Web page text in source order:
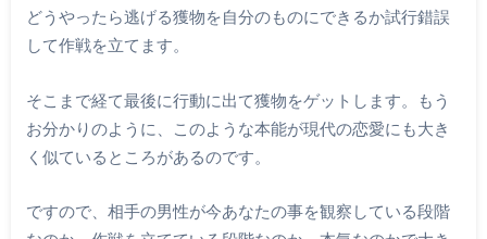
どうやったら逃げる獲物を自分のものにできるか試行錯誤
して作戦を立てます。
そこまで経て最後に行動に出て獲物をゲットします。もう
お分かりのように、このような本能が現代の恋愛にも大き
く似ているところがあるのです。
ですので、相手の男性が今あなたの事を観察している段階